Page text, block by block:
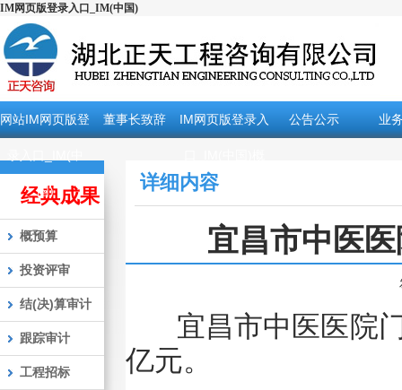
IM网页版登录入口_IM(中国)
网站IM网页版登
国)
董事长致辞 IM网页版登录入 公告公示 业
经典成果
概预算
投资评审
结(决)算审计
跟踪审计
工程招标
详细内容
宜昌市中医
宜昌市中医医院
亿元。